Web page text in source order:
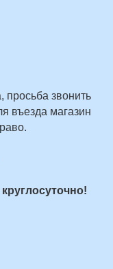
просьба звонить
въезда магазин